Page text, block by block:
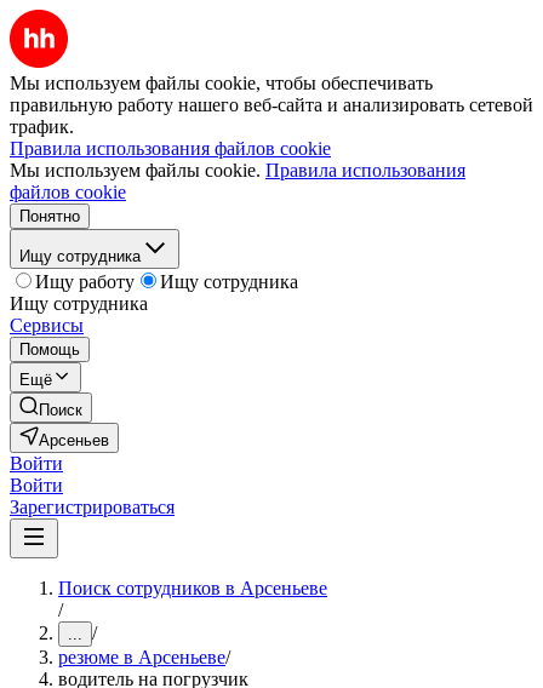
Мы используем файлы cookie, чтобы обеспечивать
правильную работу нашего веб-сайта и анализировать сетевой
трафик.
Правила использования файлов cookie
Мы используем файлы cookie. Правила использования
файлов cookie
Понятно
Ищу сотрудника
Ищу работу
Ищу сотрудника
Ищу сотрудника
Сервисы
Помощь
Ещё
Поиск
Арсеньев
Войти
Войти
Зарегистрироваться
Поиск сотрудников в Арсеньеве
/
... /
резюме в Арсеньеве/
водитель на погрузчик